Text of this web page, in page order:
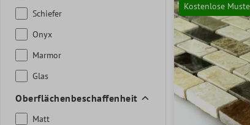
Schiefer
Onyx
Marmor
Glas
Oberflächenbeschaffenheit
Matt
Kostenlose